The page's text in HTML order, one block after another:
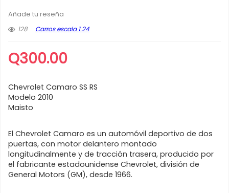
Añade tu reseña
128
Carros escala 1.24
Q300.00
Chevrolet Camaro SS RS
Modelo 2010
Maisto
El Chevrolet Camaro es un automóvil deportivo de dos
puertas, con motor delantero montado
longitudinalmente y de tracción trasera, producido por
el fabricante estadounidense Chevrolet, división de
General Motors (GM), desde 1966.